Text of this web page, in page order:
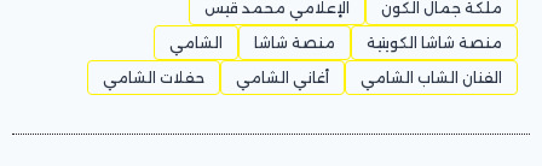
ملكة جمال الكون
الإعلامي محمد قيس
منصة شاشا الكويتية
منصة شاشا
الشامي
الفنان الشاب الشامي
أغاني الشامي حفلات الشامي